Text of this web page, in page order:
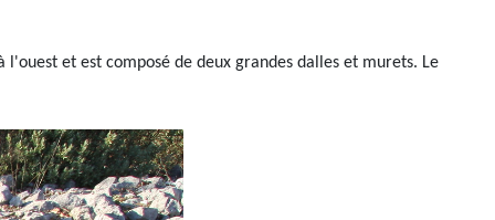
et est composé de deux grandes dalles et murets. Le